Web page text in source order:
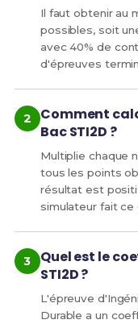
Il faut obtenir au
possibles, soit
avec 40% de
d'épreuves
Comment
Bac STI2D ?
Multiplie chaque
tous les points
résultat est
simulateur fait
Quel est le
STI2D ?
L'épreuve
Durable a un